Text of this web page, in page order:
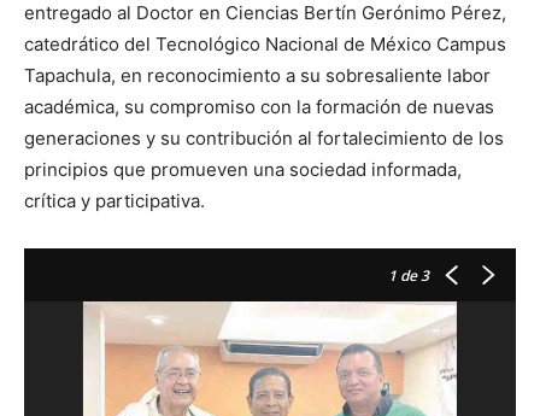
entregado al Doctor en Ciencias Bertín Gerónimo Pérez,
catedrático del Tecnológico Nacional de México Campus
Tapachula, en reconocimiento a su sobresaliente labor
académica, su compromiso con la formación de nuevas
generaciones y su contribución al fortalecimiento de los
principios que promueven una sociedad informada,
crítica y participativa.
1 de 3